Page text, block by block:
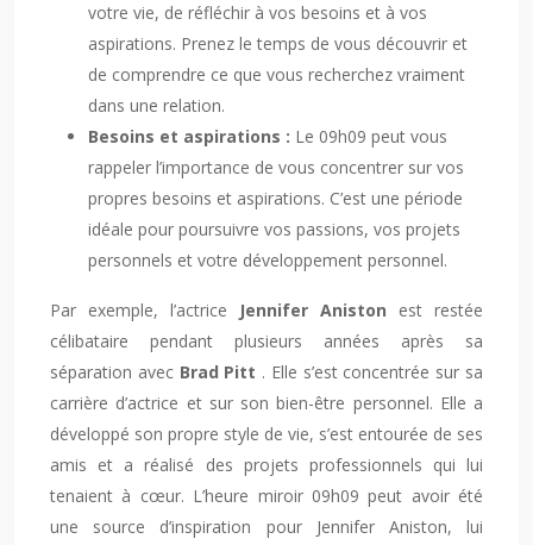
votre vie, de réfléchir à vos besoins et à vos
aspirations. Prenez le temps de vous découvrir et
de comprendre ce que vous recherchez vraiment
dans une relation.
Besoins et aspirations : Le 09h09 peut vous
rappeler l’importance de vous concentrer sur vos
propres besoins et aspirations. C’est une période
idéale pour poursuivre vos passions, vos projets
personnels et votre développement personnel.
Par exemple, l’actrice Jennifer Aniston est restée
célibataire pendant plusieurs années après sa
séparation avec Brad Pitt . Elle s’est concentrée sur sa
carrière d’actrice et sur son bien-être personnel. Elle a
développé son propre style de vie, s’est entourée de ses
amis et a réalisé des projets professionnels qui lui
tenaient à cœur. L’heure miroir 09h09 peut avoir été
une source d’inspiration pour Jennifer Aniston, lui